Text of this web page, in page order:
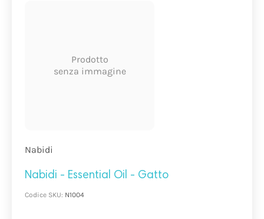
Prodotto
senza immagine
Nabidi
Nabidi - Essential Oil - Gatto
Codice SKU: N1004